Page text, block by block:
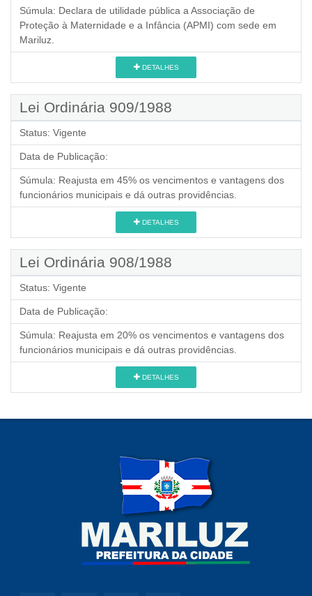
Súmula: Declara de utilidade pública a Associação de
Proteção à Maternidade e a Infância (APMI) com sede em
Mariluz.
DETALHES
Lei Ordinária 909/1988
Status: Vigente
Data de Publicação:
Súmula: Reajusta em 45% os vencimentos e vantagens dos
funcionários municipais e dá outras providências.
DETALHES
Lei Ordinária 908/1988
Status: Vigente
Data de Publicação:
Súmula: Reajusta em 20% os vencimentos e vantagens dos
funcionários municipais e dá outras providências.
DETALHES